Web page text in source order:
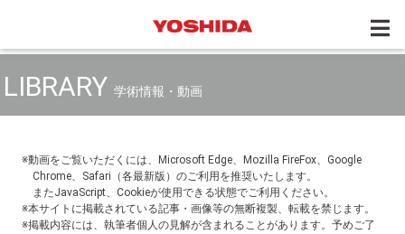
LIBRARY 学術情報・動画
※動画をご覧いただくには、Microsoft Edge、Mozilla FireFox、Google
Chrome、Safari（各最新版）のご利用を推奨いたします。
またJavaScript、Cookieが使用できる状態でご利用ください。
※本サイトに掲載されている記事・画像等の無断複製、転載を禁じます。
※掲載内容には、執筆者個人の見解が含まれることがあります。予めご了